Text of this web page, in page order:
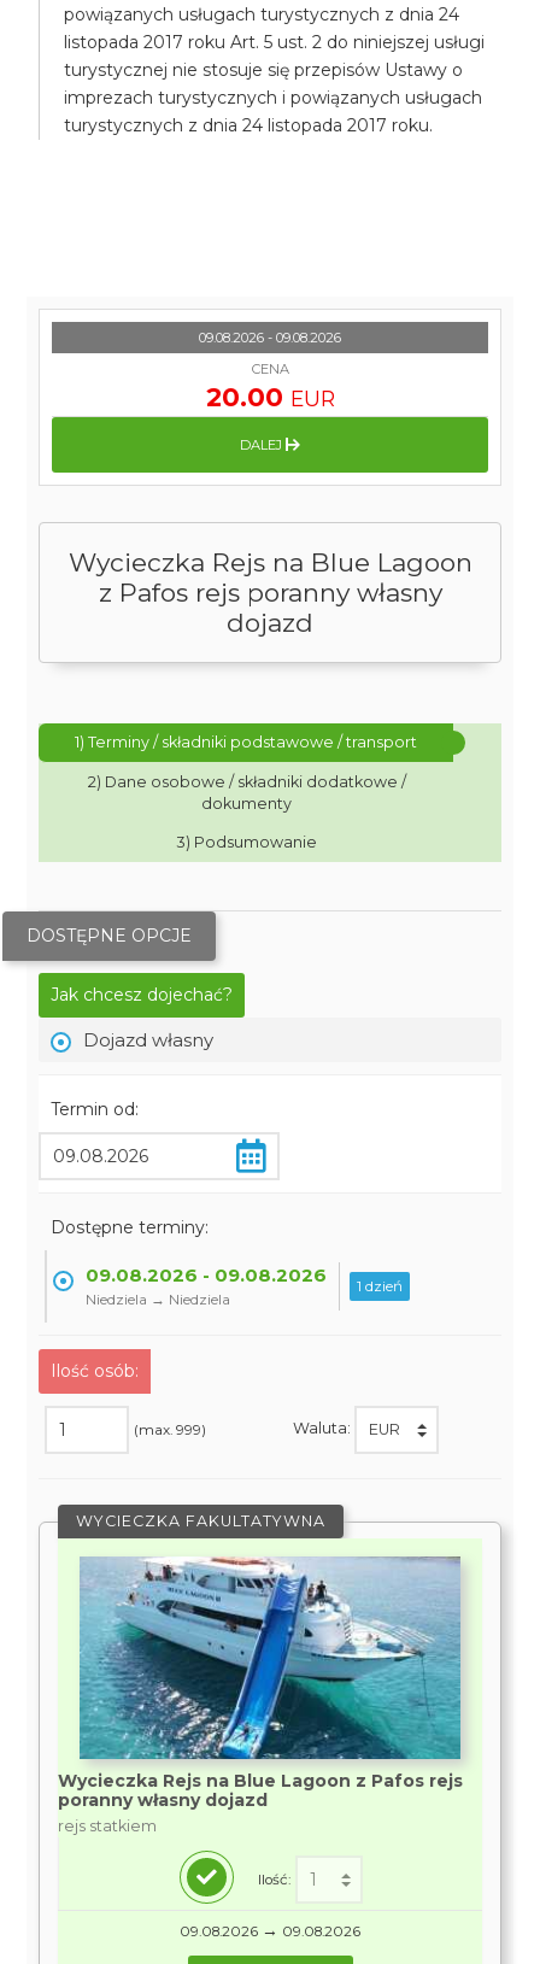
powiązanych usługach turystycznych z dnia 24
listopada 2017 roku Art. 5 ust. 2 do niniejszej usługi
turystycznej nie stosuje się przepisów Ustawy o
imprezach turystycznych i powiązanych usługach
turystycznych z dnia 24 listopada 2017 roku.
Wycieczka Rejs na Blue Lagoon
z Pafos rejs poranny własny
dojazd
1) Terminy / składniki podstawowe / transport
2) Dane osobowe / składniki dodatkowe /
dokumenty
3) Podsumowanie
DOSTĘPNE OPCJE
Jak chcesz dojechać?
Dojazd własny
Termin od:
Dostępne terminy:
09.08.2026 - 09.08.2026
Niedziela → Niedziela
1 dzień
Ilość osób:
(max. 999) Waluta:
WYCIECZKA FAKULTATYWNA
Wycieczka Rejs na Blue Lagoon z Pafos rejs
poranny własny dojazd
rejs statkiem
Ilość:
09.08.2026 → 09.08.2026
09.08.2026 - 09.08.2026
CENA
20.00 EUR
DALEJ